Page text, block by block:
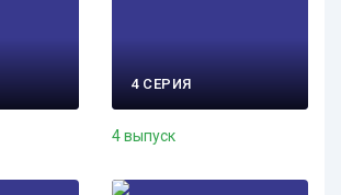
4 СЕРИЯ
4 выпуск